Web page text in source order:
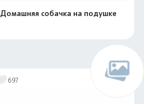
Домашняя собачка на подушке
697